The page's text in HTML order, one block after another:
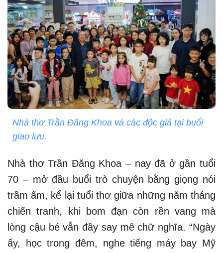
Nhà thơ Trần Đăng Khoa và các độc giả tại buổi
giao lưu.
Nhà thơ Trần Đăng Khoa – nay đã ở gần tuổi
70 – mở đầu buổi trò chuyện bằng giọng nói
trầm ấm, kể lại tuổi thơ giữa những năm tháng
chiến tranh, khi bom đạn còn rền vang mà
lòng cậu bé vẫn đầy say mê chữ nghĩa. “Ngày
ấy, học trong đêm, nghe tiếng máy bay Mỹ